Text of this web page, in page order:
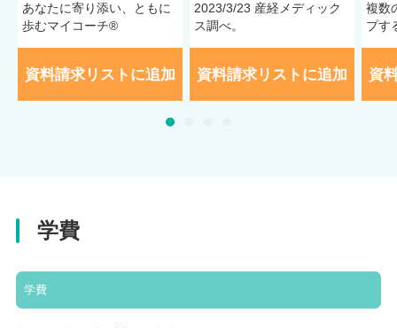
あなたに寄り添い、ともに
歩むマイコーチ®
資料請求リストに追加
2023/3/23 産経メディック
ス調べ。
資料請求リストに追加
複数
プす
資
学費
学費